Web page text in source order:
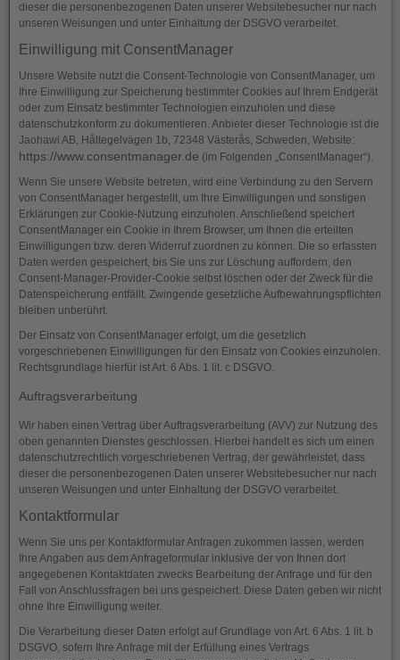
dieser die personenbezogenen Daten unserer Websitebesucher nur nach
unseren Weisungen und unter Einhaltung der DSGVO verarbeitet.
Einwilligung mit ConsentManager
Unsere Website nutzt die Consent-Technologie von ConsentManager, um
Ihre Einwilligung zur Speicherung bestimmter Cookies auf Ihrem Endgerät
oder zum Einsatz bestimmter Technologien einzuholen und diese
datenschutzkonform zu dokumentieren. Anbieter dieser Technologie ist die
Jaohawi AB, Håltegelvägen 1b, 72348 Västerås, Schweden, Website:
https://www.consentmanager.de (im Folgenden „ConsentManager“).
Wenn Sie unsere Website betreten, wird eine Verbindung zu den Servern
von ConsentManager hergestellt, um Ihre Einwilligungen und sonstigen
Erklärungen zur Cookie-Nutzung einzuholen. Anschließend speichert
ConsentManager ein Cookie in Ihrem Browser, um Ihnen die erteilten
Einwilligungen bzw. deren Widerruf zuordnen zu können. Die so erfassten
Daten werden gespeichert, bis Sie uns zur Löschung auffordern, den
Consent-Manager-Provider-Cookie selbst löschen oder der Zweck für die
Datenspeicherung entfällt. Zwingende gesetzliche Aufbewahrungspflichten
bleiben unberührt.
Der Einsatz von ConsentManager erfolgt, um die gesetzlich
vorgeschriebenen Einwilligungen für den Einsatz von Cookies einzuholen.
Rechtsgrundlage hierfür ist Art. 6 Abs. 1 lit. c DSGVO.
Auftragsverarbeitung
Wir haben einen Vertrag über Auftragsverarbeitung (AVV) zur Nutzung des
oben genannten Dienstes geschlossen. Hierbei handelt es sich um einen
datenschutzrechtlich vorgeschriebenen Vertrag, der gewährleistet, dass
dieser die personenbezogenen Daten unserer Websitebesucher nur nach
unseren Weisungen und unter Einhaltung der DSGVO verarbeitet.
Kontaktformular
Wenn Sie uns per Kontaktformular Anfragen zukommen lassen, werden
Ihre Angaben aus dem Anfrageformular inklusive der von Ihnen dort
angegebenen Kontaktdaten zwecks Bearbeitung der Anfrage und für den
Fall von Anschlussfragen bei uns gespeichert. Diese Daten geben wir nicht
ohne Ihre Einwilligung weiter.
Die Verarbeitung dieser Daten erfolgt auf Grundlage von Art. 6 Abs. 1 lit. b
DSGVO, sofern Ihre Anfrage mit der Erfüllung eines Vertrags